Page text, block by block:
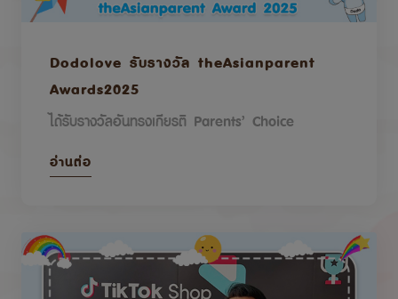
Dodolove รับรางวัล theAsianparent
Awards2025
ได้รับรางวัลอันทรงเกียรติ Parents’ Choice
อ่านต่อ